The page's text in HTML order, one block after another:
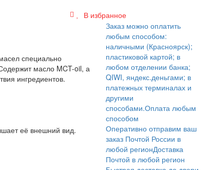
В избранное
специально
масло MCT-oil, а
ингредиентов.
её внешний вид.
Заказ можно оплатить
любым способом:
наличными (Красноярск);
пластиковой картой; в
любом отделении банка;
QIWI, яндекс.деньгами; в
платежных терминалах и
другими
способами.Оплата любым
способом
Оперативно отправим ваш
заказ Почтой России в
любой регионДоставка
Почтой в любой регион